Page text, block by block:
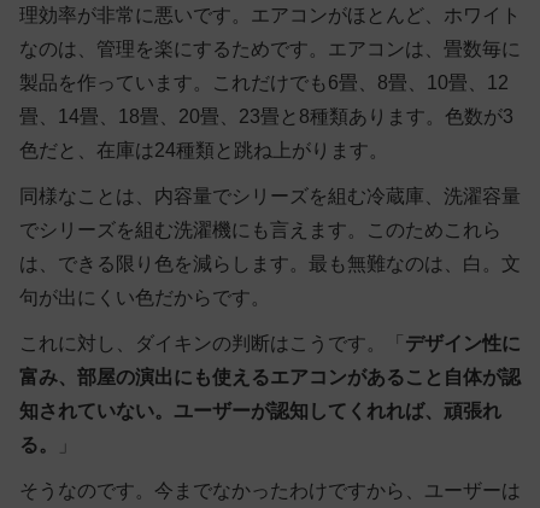
理効率が非常に悪いです。エアコンがほとんど、ホワイト
なのは、管理を楽にするためです。エアコンは、畳数毎に
製品を作っています。これだけでも6畳、8畳、10畳、12
畳、14畳、18畳、20畳、23畳と8種類あります。色数が3
色だと、在庫は24種類と跳ね上がります。
同様なことは、内容量でシリーズを組む冷蔵庫、洗濯容量
でシリーズを組む洗濯機にも言えます。このためこれら
は、できる限り色を減らします。最も無難なのは、白。文
句が出にくい色だからです。
これに対し、ダイキンの判断はこうです。「 デザイン性に
富み、部屋の演出にも使えるエアコンがあること自体が認
知されていない。ユーザーが認知してくれれば、頑張れ
る。
」
そうなのです。今までなかったわけですから、ユーザーは